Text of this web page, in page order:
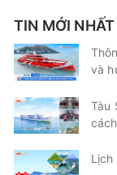
TIN MỚI NHẤT
và
Tàu
Lịch